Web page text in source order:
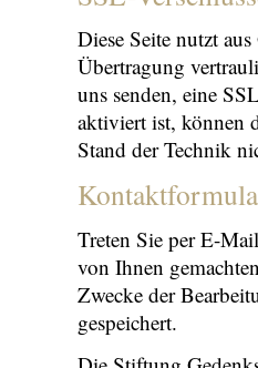
Diese Seite nutzt
Übertragung
uns senden, eine
aktiviert ist, können
Stand der Technik
Treten Sie per E-
von Ihnen
Zwecke der
gespeichert.